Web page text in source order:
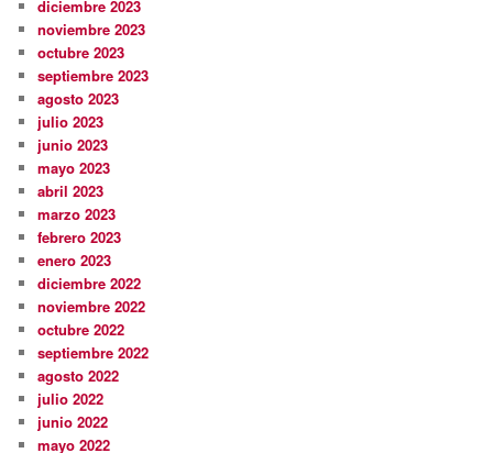
diciembre 2023
noviembre 2023
octubre 2023
septiembre 2023
agosto 2023
julio 2023
junio 2023
mayo 2023
abril 2023
marzo 2023
febrero 2023
enero 2023
diciembre 2022
noviembre 2022
octubre 2022
septiembre 2022
agosto 2022
julio 2022
junio 2022
mayo 2022